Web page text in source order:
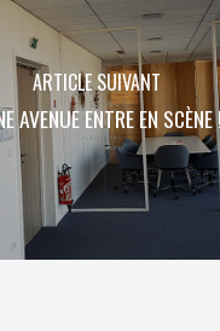
ARTICLE SUIVANT
AVENUE ENTRE EN SCÈNE !